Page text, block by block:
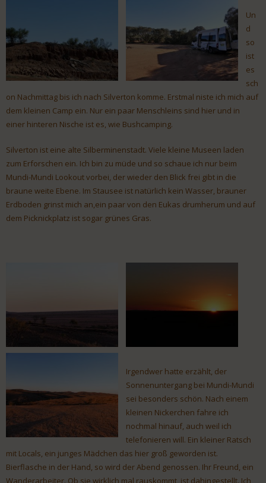
Un
d
so
ist
es
sch
on Nachmittag bis ich nach Silverton komme. Erstmal niste ich mich auf
dem kleinen Camp ein. Nur ein paar Menschleins sind hier und in
einer hinteren Nische ist es, wie Bushcamping.
Silverton ist eine alte Silberminenstadt. Viele kleine Museen laden
zum Erforschen ein. Ich bin zu müde und so schaue ich nur beim
Mundi-Mundi Lookout vorbei, der wieder den Blick frei gibt in die
braune weite Ebene. Im Stausee ist natürlich kein Wasser, brauner
Erdboden grinst mich an,ein paar von den Eukas drumherum und auf
dem Picknickplatz ist sogar grünes Gras.
Irgendwer hatte erzählt, der
Sonnenuntergang bei Mundi-Mundi
sei besonders schön. Nach einem
kleinen Nickerchen fahre ich
nochmal hinauf, auch weil ich
telefonieren will. Ein kleiner Ratsch
mit Locals, ein junges Mädchen das hier groß geworden ist.
Bierflasche in der Hand, so wird der Abend genossen. Ihr Freund, ein
Wanderarbeiter. Ob sie wirklich mal rauskommt, ist dahingestellt. Ich